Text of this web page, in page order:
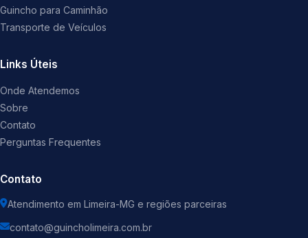
Guincho para Caminhão
Transporte de Veículos
Links Úteis
Onde Atendemos
Sobre
Contato
Perguntas Frequentes
Contato
Atendimento em Limeira-MG e regiões parceiras
contato@guincholimeira.com.br